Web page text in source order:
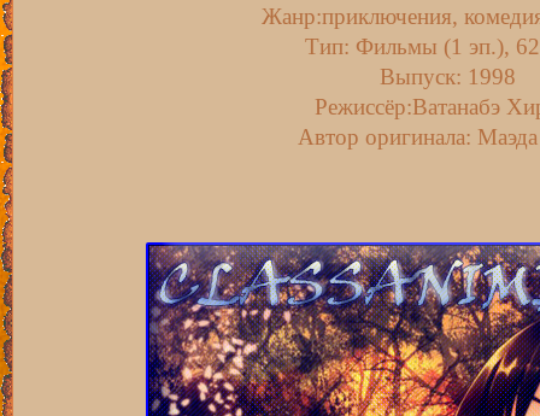
Жанр:приключения,
Тип: Фильмы (1 эп.),
Выпуск: 1998
Режиссёр:Ватанабэ
Автор оригинала: